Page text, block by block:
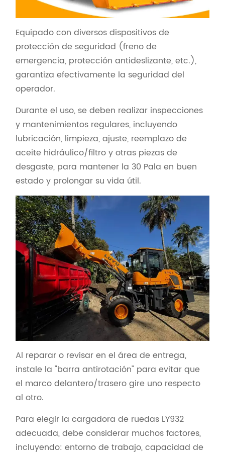
Equipado con diversos dispositivos de
protección de seguridad (freno de
emergencia, protección antideslizante, etc.),
garantiza efectivamente la seguridad del
operador.
Durante el uso, se deben realizar inspecciones
y mantenimientos regulares, incluyendo
lubricación, limpieza, ajuste, reemplazo de
aceite hidráulico/filtro y otras piezas de
desgaste, para mantener la 30 Pala en buen
estado y prolongar su vida útil.
Al reparar o revisar en el área de entrega,
instale la "barra antirotación" para evitar que
el marco delantero/trasero gire uno respecto
al otro.
Para elegir la cargadora de ruedas LY932
adecuada, debe considerar muchos factores,
incluyendo: entorno de trabajo, capacidad de